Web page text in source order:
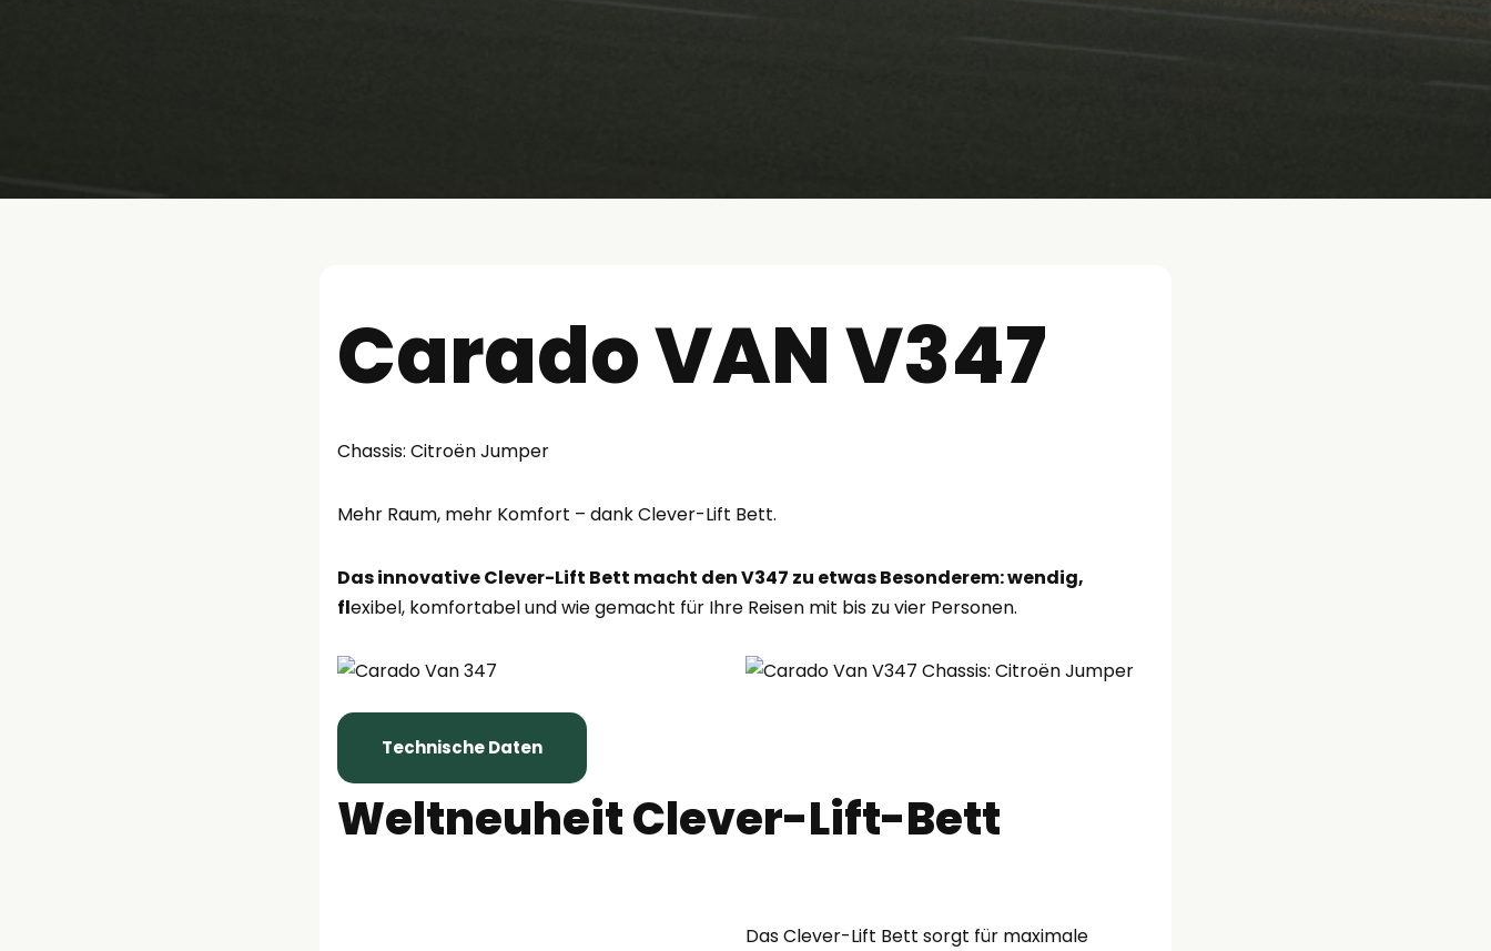
Carado VAN V347
Chassis: Citroën Jumper
Mehr Raum, mehr Komfort – dank Clever-Lift Bett.
Das innovative Clever-Lift Bett macht den V347 zu etwas Besonderem: wendig,
flexibel, komfortabel und wie gemacht für Ihre Reisen mit bis zu vier Personen.
Technische Daten
Weltneuheit Clever-Lift-Bett
Das Clever-Lift Bett sorgt für maximale